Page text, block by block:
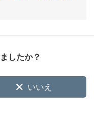
したか？
いいえ